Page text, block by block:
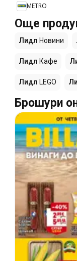
METRO
Още
Лидл Новини
Лидл Кафе
Лидл LEGO
Брошури